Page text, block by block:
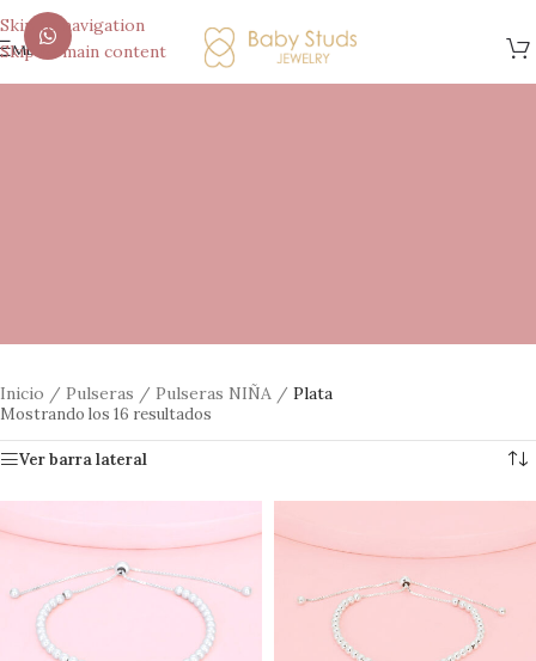
Skip to navigation
Skip to main content
menú
Inicio / Pulseras / Pulseras NIÑA / Plata
Mostrando los 16 resultados
Ver barra lateral